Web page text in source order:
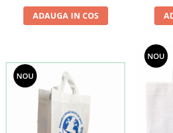
ADAUGA IN COS
NOU
NOU